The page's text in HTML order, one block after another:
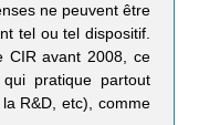
ne peuvent être
tel ou tel dispositif.
CIR avant 2008, ce
pratique partout
R&D, etc), comme